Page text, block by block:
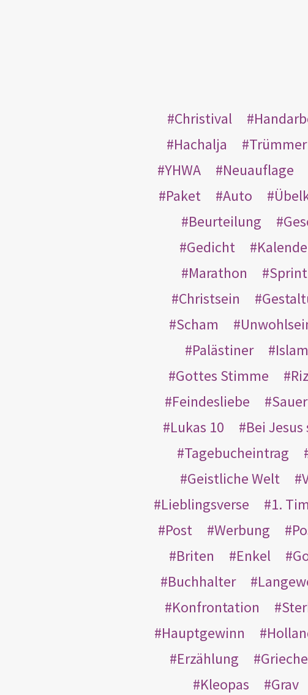
Christival
Hachalja
Trümmer
YHWA
Neuauflage
Paket
Auto
Beurteilung
Gedicht
Marathon
Sprint
Christsein
Scham
Palästiner
Islam
Gottes Stimme
Feindesliebe
Sauer
Lukas 10
Bei
Tagebucheintrag
Geistliche Welt
Lieblingsverse
1.
Post
Werbung
Briten
Enkel
Buchhalter
Konfrontation
Hauptgewinn
Erzählung
Kleopas
Grav